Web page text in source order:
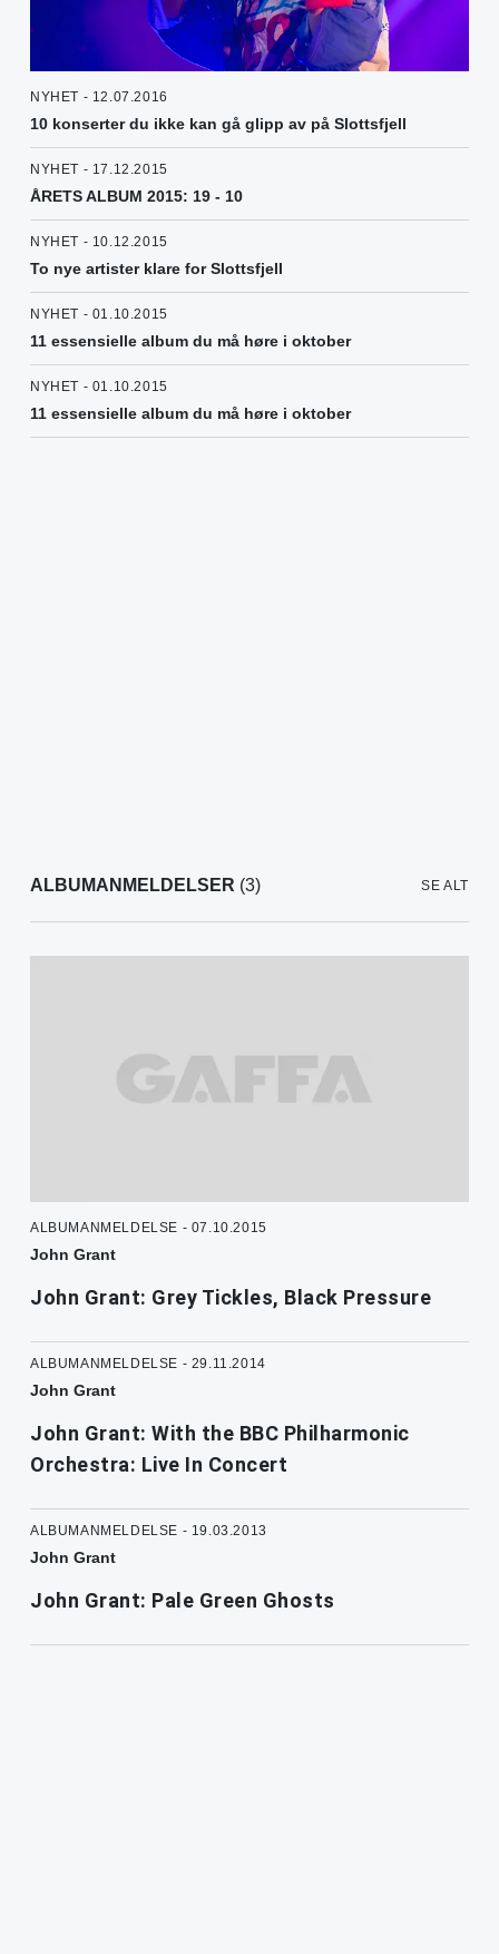
NYHET - 12.07.2016
10 konserter du ikke kan gå glipp av på Slottsfjell
NYHET - 17.12.2015
ÅRETS ALBUM 2015: 19 - 10
NYHET - 10.12.2015
To nye artister klare for Slottsfjell
NYHET - 01.10.2015
11 essensielle album du må høre i oktober
NYHET - 01.10.2015
11 essensielle album du må høre i oktober
ALBUMANMELDELSER (3) SE ALT
ALBUMANMELDELSE - 07.10.2015
John Grant
John Grant: Grey Tickles, Black Pressure
ALBUMANMELDELSE - 29.11.2014
John Grant
John Grant: With the BBC Philharmonic
Orchestra: Live In Concert
ALBUMANMELDELSE - 19.03.2013
John Grant
John Grant: Pale Green Ghosts